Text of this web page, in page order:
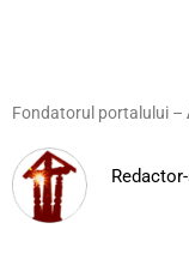
Fondatorul portalului –